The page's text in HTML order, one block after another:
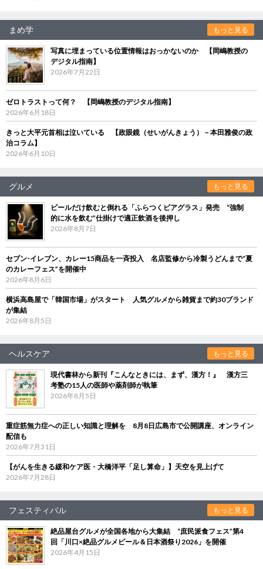
まめ学 もっと見る
写真に埋まっている位置情報はおっかないのか 【岡嶋教授の
デジタル指南】
2026年7月22日
ゼロトラストって何？ 【岡嶋教授のデジタル指南】
2026年6月18日
きっと大平元首相は泣いている 【政眼鏡（せいがんきょう）－本田雅俊の政
治コラム】
2026年6月10日
グルメ もっと見る
ビールだけ飲むと倒れる「ふらつくビアグラス」発売 “強制
的に水を飲む”仕掛けで適正飲酒を後押し
2026年8月7日
セブン‐イレブン、カレー15商品を一斉投入 名店監修から冷製うどんまで“夏
のカレーフェス”を開催中
2026年8月6日
横浜高島屋で「韓国市場」がスタート 人気グルメから雑貨まで約30ブランド
が集結
2026年8月5日
ヘルスケア もっと見る
現代書林から新刊『こんなときには、まず、漢方！』 漢方三
考塾の15人の医師や薬剤師が執筆
2026年8月5日
重症筋無力症への正しい知識と理解を 8月8日広島市で公開講座、オンライン
配信も
2026年7月31日
【がんを生きる緩和ケア医・大橋洋平「足し算命」】天空を見上げて
2026年7月28日
フェスティバル もっと見る
絶品屋台グルメが全国各地から大集結 “庶民派食フェス”第4
回「川口×絶品グルメビール＆日本酒祭り2026」を開催
2026年4月15日